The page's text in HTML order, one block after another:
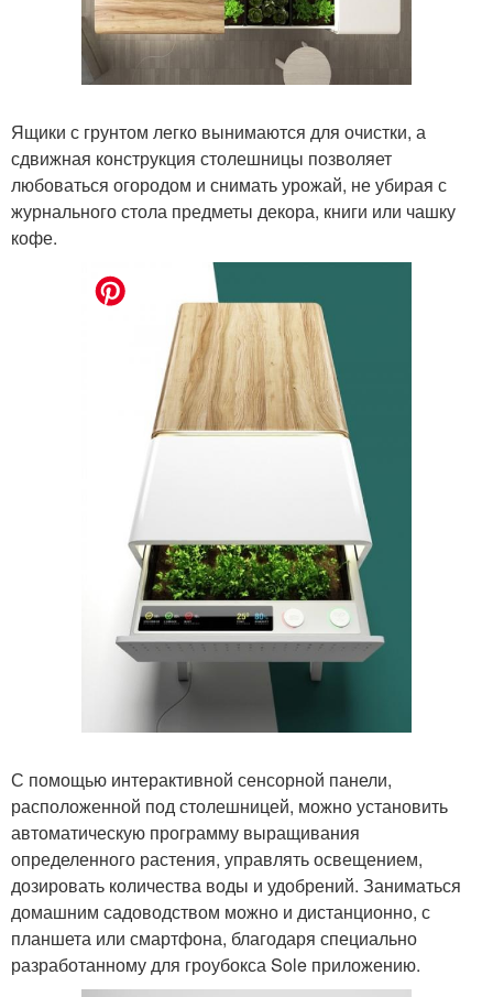
Ящики с грунтом легко вынимаются для очистки, а
сдвижная конструкция столешницы позволяет
любоваться огородом и снимать урожай, не убирая с
журнального стола предметы декора, книги или чашку
кофе.
С помощью интерактивной сенсорной панели,
расположенной под столешницей, можно установить
автоматическую программу выращивания
определенного растения, управлять освещением,
дозировать количества воды и удобрений. Заниматься
домашним садоводством можно и дистанционно, с
планшета или смартфона, благодаря специально
разработанному для гроубокса Sole приложению.